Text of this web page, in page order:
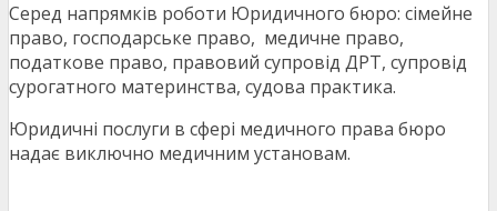
Серед напрямків роботи Юридичного бюро: сімейне
право, господарське право, медичне право,
податкове право, правовий супровід ДРТ, супровід
сурогатного материнства, судова практика.
Юридичні послуги в сфері медичного права бюро
надає виключно медичним установам.